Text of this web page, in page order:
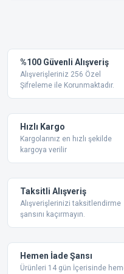
Ürün resmi kalitesiz,
Ürün açıklamasında
Bu ürüne benzer farklı
%100 Güvenli Alışveriş
Alışverişleriniz 256 Özel
Şifreleme ile Korunmaktadır.
Hızlı Kargo
Kargolarınız en hızlı şekilde
kargoya verilir
Taksitli Alışveriş
Alışverişlerinizi taksitlendirme
şansını kaçırmayın.
Hemen İade Şansı
Ürünleri 14 gün İçerisinde